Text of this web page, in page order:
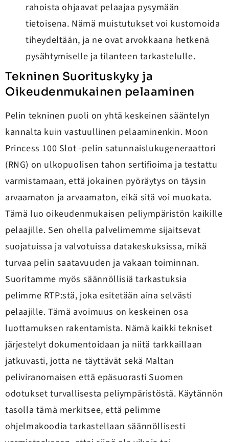
rahoista ohjaavat pelaajaa pysymään
tietoisena. Nämä muistutukset voi kustomoida
tiheydeltään, ja ne ovat arvokkaana hetkenä
pysähtymiselle ja tilanteen tarkastelulle.
Tekninen Suorituskyky ja
Oikeudenmukainen pelaaminen
Pelin tekninen puoli on yhtä keskeinen sääntelyn
kannalta kuin vastuullinen pelaaminenkin. Moon
Princess 100 Slot -pelin satunnaislukugeneraattori
(RNG) on ulkopuolisen tahon sertifioima ja testattu
varmistamaan, että jokainen pyöräytys on täysin
arvaamaton ja arvaamaton, eikä sitä voi muokata.
Tämä luo oikeudenmukaisen peliympäristön kaikille
pelaajille. Sen ohella palvelimemme sijaitsevat
suojatuissa ja valvotuissa datakeskuksissa, mikä
turvaa pelin saatavuuden ja vakaan toiminnan.
Suoritamme myös säännöllisiä tarkastuksia
pelimme RTP:stä, joka esitetään aina selvästi
pelaajille. Tämä avoimuus on keskeinen osa
luottamuksen rakentamista. Nämä kaikki tekniset
järjestelyt dokumentoidaan ja niitä tarkkaillaan
jatkuvasti, jotta ne täyttävät sekä Maltan
peliviranomaisen että epäsuorasti Suomen
odotukset turvallisesta peliympäristöstä. Käytännön
tasolla tämä merkitsee, että pelimme
ohjelmakoodia tarkastellaan säännöllisesti